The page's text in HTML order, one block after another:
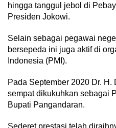
hingga tanggul jebol di
Presiden Jokowi.
Selain sebagai pegawai
bersepeda ini juga aktif di
Indonesia (PMI).
Pada September 2020 Dr. H.
sempat dikukuhkan sebagai
Bupati Pangandaran.
Sederet prestasi telah